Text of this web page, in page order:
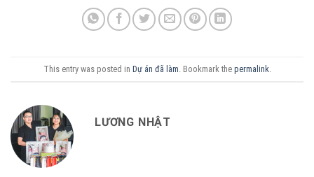
This entry was posted in Dự án đã làm . Bookmark the permalink
LƯƠNG NHẬT